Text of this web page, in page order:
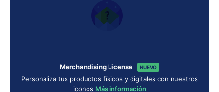
Merchandising License NUEVO
Personaliza tus productos físicos y digitales con nuestros
iconos Más información